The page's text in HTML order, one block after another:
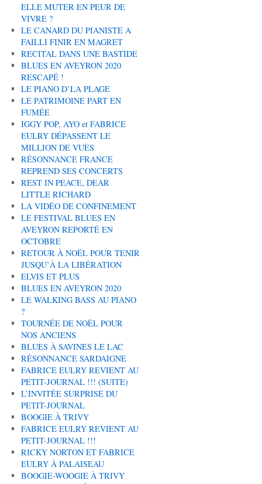
ELLE MUTER EN PEUR DE
VIVRE ?
LE CANARD DU PIANISTE A
FAILLI FINIR EN MAGRET
RECITAL DANS UNE BASTIDE
BLUES EN AVEYRON 2020
RESCAPÉ !
LE PIANO D’LA PLAGE
LE PATRIMOINE PART EN
FUMÉE
IGGY POP, AYO et FABRICE
EULRY DÉPASSENT LE
MILLION DE VUES
RÉSONNANCE FRANCE
REPREND SES CONCERTS
REST IN PEACE, DEAR
LITTLE RICHARD
LA VIDÉO DE CONFINEMENT
LE FESTIVAL BLUES EN
AVEYRON REPORTÉ EN
OCTOBRE
RETOUR À NOËL POUR TENIR
JUSQU’À LA LIBÉRATION
ELVIS ET PLUS
BLUES EN AVEYRON 2020
LE WALKING BASS AU PIANO
?
TOURNÉE DE NOËL POUR
NOS ANCIENS
BLUES À SAVINES LE LAC
RÉSONNANCE SARDAIGNE
FABRICE EULRY REVIENT AU
PETIT-JOURNAL !!! (SUITE)
L’INVITÉE SURPRISE DU
PETIT-JOURNAL
BOOGIE À TRIVY
FABRICE EULRY REVIENT AU
PETIT-JOURNAL !!!
RICKY NORTON ET FABRICE
EULRY À PALAISEAU
BOOGIE-WOOGIE À TRIVY